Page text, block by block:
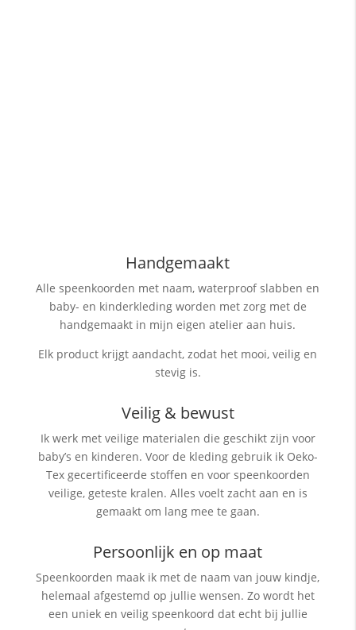
Handgemaakt
Alle speenkoorden met naam, waterproof slabbenen
baby- en kinderkleding worden met zorg met de
handgemaakt in mijn eigen atelier aan huis.
Elk product krijgt aandacht, zodat het mooi, veilig en
stevig is.
Veilig & bewust
Ik werk met veilige materialen die geschikt zijn voor
baby’s en kinderen. Voor de kleding gebruik ik Oeko-
Tex gecertificeerde stoffen en voor speenkoorden
veilige, geteste kralen. Alles voelt zacht aan en is
gemaakt om lang mee te gaan.
Persoonlijk en op maat
Speenkoorden maak ik met de naam van jouw kindje,
helemaal afgestemd op jullie wensen. Zo wordt het
een uniek en veilig speenkoord dat echt bij jullie